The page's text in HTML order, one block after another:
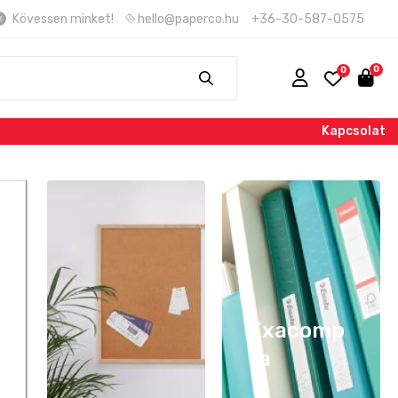
Kövessen minket! hello@paperco.hu +36-30-587-0575
Kapcsolat
Exacomp
ta